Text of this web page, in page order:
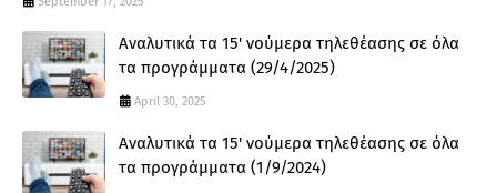
Αναλυτικά τα 15' νούμερα τηλεθέασης σε όλα
τα προγράμματα (29/4/2025)
April 30, 2025
Αναλυτικά τα 15' νούμερα τηλεθέασης σε όλα
τα προγράμματα (1/9/2024)